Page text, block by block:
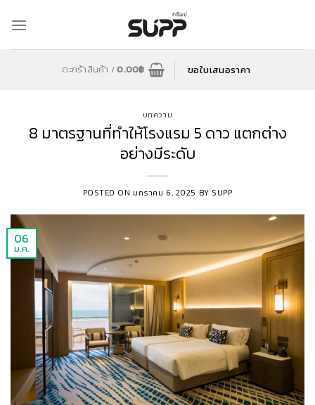
ตะกร้าสินค้า /0.00฿ ขอใบเสนอราคา
บทความ
8 มาตรฐานที่ทำให้โรงแรม 5 ดาว แตกต่าง
อย่างมีระดับ
POSTED ON มกราคม 6, 2025 BY SUPP
06
ม.ค.